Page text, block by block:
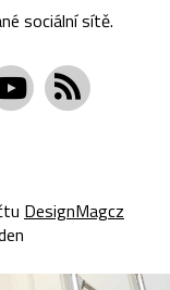
sociální sítě.
DesignMagcz